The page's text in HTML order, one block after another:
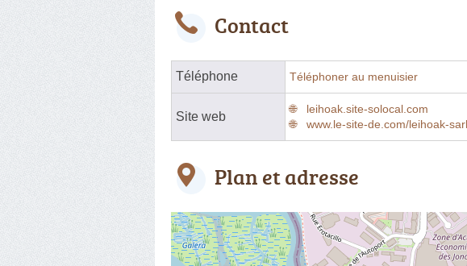
Contact
Téléphone Téléphoner au menuisier
Site web
leihoak.site-solocal.com
www.le-site-de.com/leihoak-
Plan et adresse